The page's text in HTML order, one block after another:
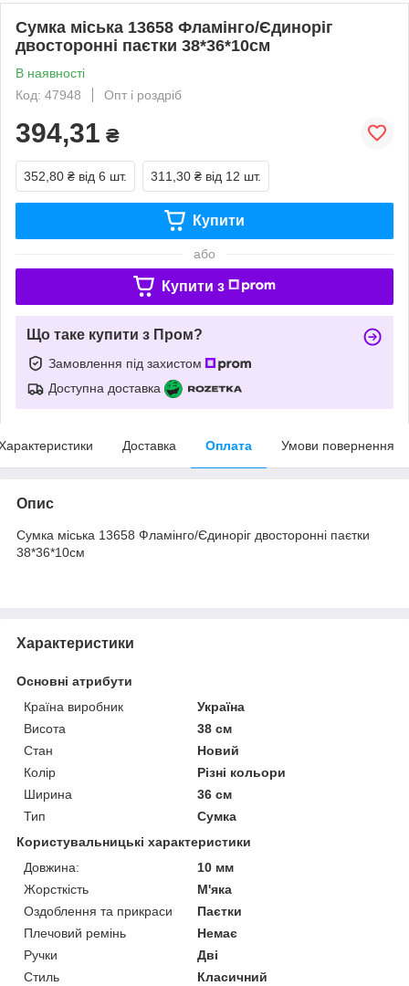
Сумка міська 13658 Фламінго/Єдиноріг
двосторонні паєтки 38*36*10см
В наявності
Код: 47948
Опт і роздріб
394,31 ₴
352,80 ₴ від 6 шт. 311,30 ₴ від 12 шт.
Купити
або
Купити з
Що таке купити з Пром?
Замовлення під захистом
Доступна доставка
Доставка Оплата Умови повернення
Опис
Сумка міська 13658 Фламінго/Єдиноріг двосторонні паєтки
38*36*10см
Характеристики
Основні атрибути
Країна виробник
Україна
Висота
38 см
Стан
Новий
Колір
Різні кольори
Ширина
36 см
Тип
Сумка
Користувальницькі характеристики
Довжина:
10 мм
Жорсткість
М'яка
Оздоблення та прикраси
Паєтки
Плечовий ремінь
Немає
Ручки
Дві
Стиль
Класичний